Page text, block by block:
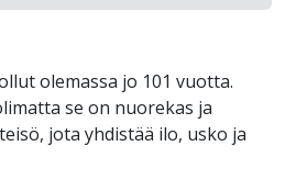
olemassa jo 101 vuotta.
se on nuorekas ja
jota yhdistää ilo, usko ja